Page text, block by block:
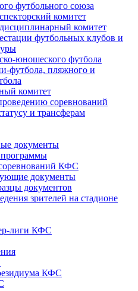
футбольного союза
комитет
комитет
футбольных клубов и
юношеского футбола
футбола, пляжного и
комитет
соревнований
и трансферам
документы
КФС
документы
документов
зрителей на стадионе
лиги КФС
КФС